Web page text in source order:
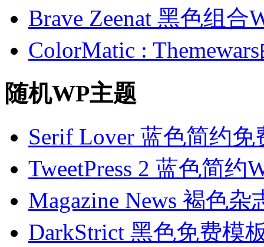
Brave Zeenat 黑色组合
ColorMatic :
随机WP主题
Serif Lover 蓝色简约免
TweetPress 2 蓝色简约
Magazine News 褐色
DarkStrict 黑色免费模